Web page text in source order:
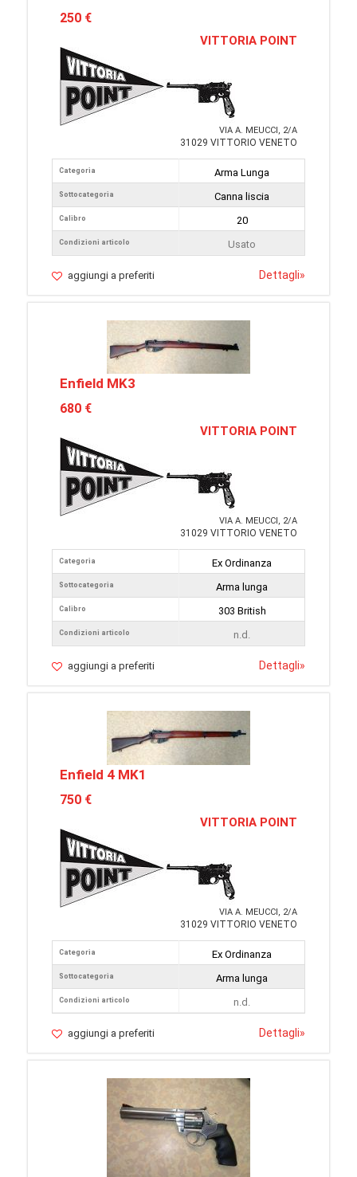
250 €
VITTORIA POINT
VIA A. MEUCCI, 2/A
31029 VITTORIO VENETO
Categoria
Sottocategoria
Calibro
Condizioni articolo
Arma Lunga
Canna liscia
20
Usato
aggiungi a preferiti Dettagli»
Enfield MK3
680 €
VITTORIA POINT
VIA A. MEUCCI, 2/A
31029 VITTORIO VENETO
Categoria
Sottocategoria
Calibro
Condizioni articolo
Ex Ordinanza
Arma lunga
303 British
n.d.
aggiungi a preferiti Dettagli»
Enfield 4 MK1
750 €
VITTORIA POINT
VIA A. MEUCCI, 2/A
31029 VITTORIO VENETO
Categoria
Sottocategoria
Condizioni articolo
Ex Ordinanza
Arma lunga
n.d.
aggiungi a preferiti Dettagli»